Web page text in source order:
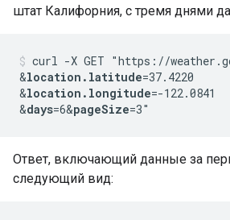
штат Калифорния, с тремя днями
curl -X GET "https://
&location.latitude=37.4220
&location.longitude=-122.0841
&days=6&pageSize=3"
Ответ, включающий данные за
следующий вид: